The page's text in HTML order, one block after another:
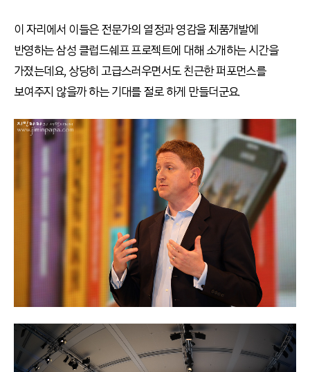
이 자리에서 이들은 전문가의 열정과 영감을 제품개발에
반영하는 삼성 클럽드쉐프 프로젝트에 대해 소개하는 시간을
가졌는데요, 상당히 고급스러우면서도 친근한 퍼포먼스를
보여주지 않을까 하는 기대를 절로 하게 만들더군요.